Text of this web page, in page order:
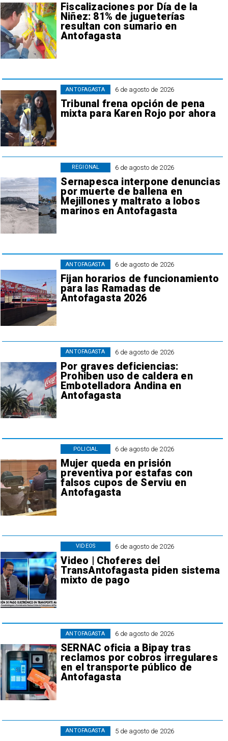
Fiscalizaciones por Día de la
Niñez: 81% de jugueterías
resultan con sumario en
Antofagasta
6 de agosto de 2026
Tribunal frena opción de pena
mixta para Karen Rojo por ahora
ANTOFAGASTA
6 de agosto de 2026
Sernapesca interpone denuncias
por muerte de ballena en
Mejillones y maltrato a lobos
marinos en Antofagasta
REGIONAL
6 de agosto de 2026
Fijan horarios de funcionamiento
para las Ramadas de
Antofagasta 2026
ANTOFAGASTA
6 de agosto de 2026
Por graves deficiencias:
Prohiben uso de caldera en
Embotelladora Andina en
Antofagasta
ANTOFAGASTA
6 de agosto de 2026
Mujer queda en prisión
preventiva por estafas con
falsos cupos de Serviu en
Antofagasta
POLICIAL
6 de agosto de 2026
Video | Choferes del
TransAntofagasta piden sistema
mixto de pago
VIDEOS
6 de agosto de 2026
SERNAC oficia a Bipay tras
reclamos por cobros irregulares
en el transporte público de
Antofagasta
ANTOFAGASTA
5 de agosto de 2026
ANTOFAGASTA